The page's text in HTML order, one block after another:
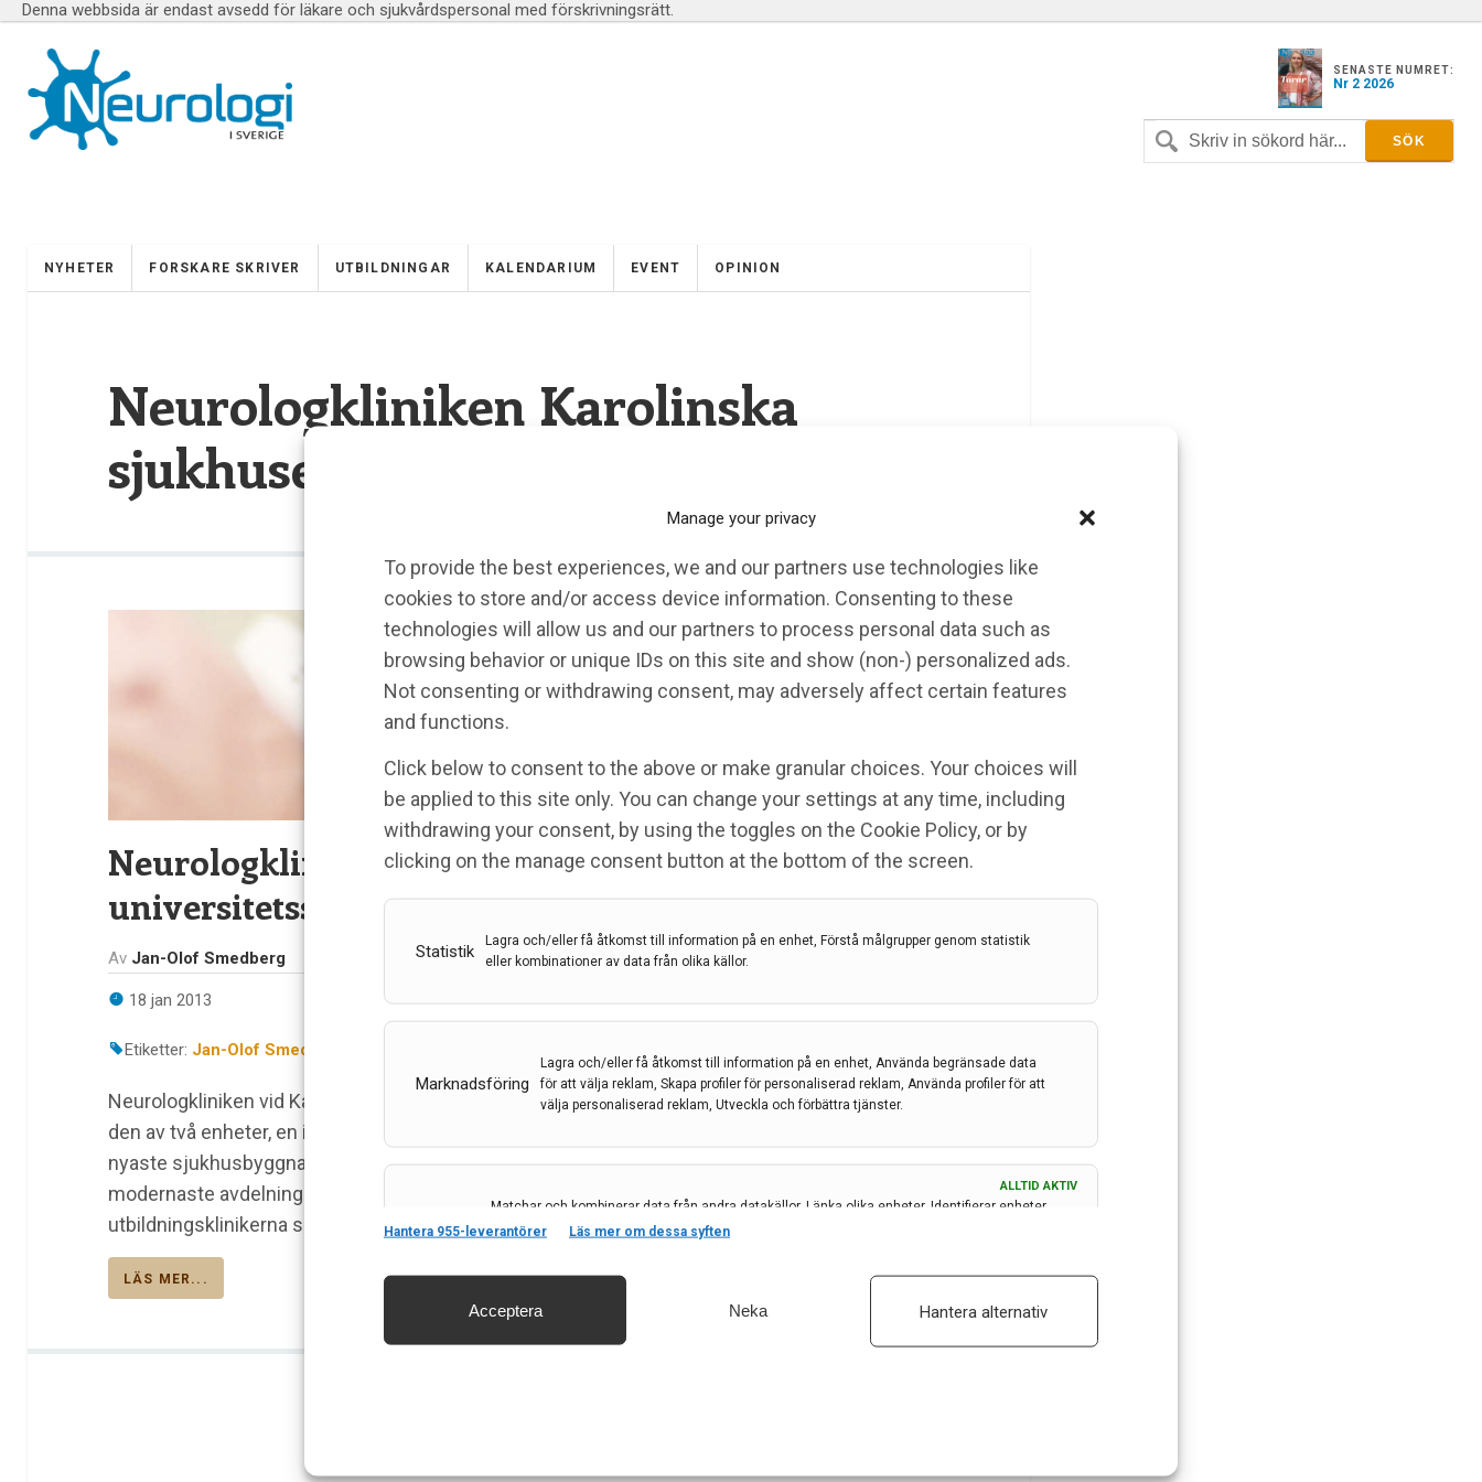
Manage your privacy
To provide the best experiences, we and our partners use technologies like
cookies to store and/or access device information. Consenting to these
technologies will allow us and our partners to process personal data such as
browsing behavior or unique IDs on this site and show (non-) personalized ads.
Not consenting or withdrawing consent, may adversely affect certain features
and functions.
Click below to consent to the above or make granular choices. Your choices will
be applied to this site only. You can change your settings at any time, including
withdrawing your consent, by using the toggles on the Cookie Policy, or by
clicking on the manage consent button at the bottom of the screen.
Statistik
Lagra och/eller få åtkomst till information på en enhet, Förstå målgrupper genom statistik
eller kombinationer av data från olika källor.
Marknadsföring
Lagra och/eller få åtkomst till information på en enhet, Använda begränsade data
för att välja reklam, Skapa profiler för personaliserad reklam, Använda profiler för att
välja personaliserad reklam, Utveckla och förbättra tjänster.
ALLTID AKTIV
Matchar och kombinerar data från andra datakällor, Länka olika enheter, Identifierar enheter
baserat på information som överförs automatiskt.
och innehåll, Spara och meddela dina integritetsval.
ALLTID AKTIV
Hantera 955-leverantörer Läs mer om dessa syften
Acceptera Neka Hantera alternativ
Denna webbsida är endast avsedd för läkare och sjukvårdspersonal med förskrivningsrätt.
SENASTE NUMRET:
Nr 2 2026
NYHETER FORSKARE SKRIVER UTBILDNINGAR KALENDARIUM EVENT OPINION
Neurologkliniken Karolinska
sjukhuset
Neurologklinken vid Karolinska
universitetssjukhuset, Solna och Huddinge
Av Jan-Olof Smedberg
18 jan 2013
Etiketter: Jan-Olof Smedberg
Neurologkliniken vid Karolinska universitetssjukhuset är den näst äldsta i världen. I dag består
den av två enheter, en i Solna och en i Huddinge. Inom något år flyttar Solnaenheten in i Sveriges
nyaste sjukhusbyggnad, Nya Karolinska Solna. Redan nu har kliniken tillgång till landets
modernaste avdelning för övervakning av neuropatienter. Som en av de ledande
utbildningsklinikerna ser man med oro på neurologbristen.
LÄS MER...